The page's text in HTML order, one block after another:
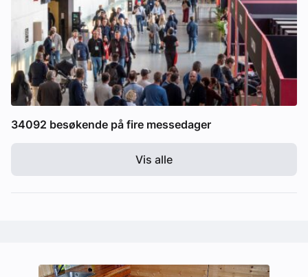
34092 besøkende på fire messedager
Vis alle